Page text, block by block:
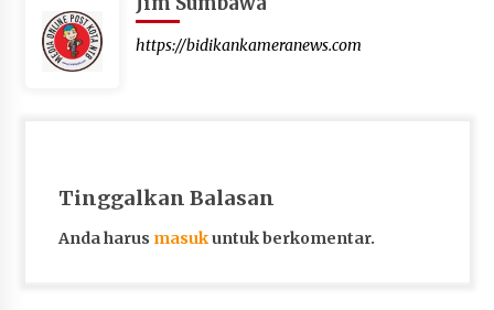
https://bidikankameranews.com
Tinggalkan Balasan
Anda harus masukuntuk berkomentar.